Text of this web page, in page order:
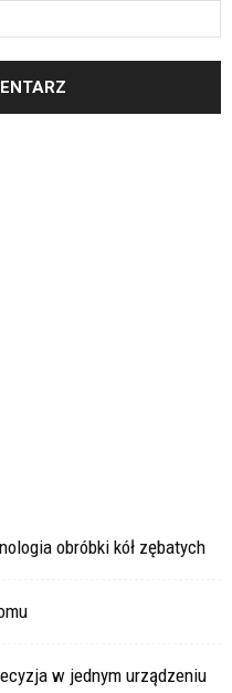
obróbki kół zębatych
w jednym urządzeniu